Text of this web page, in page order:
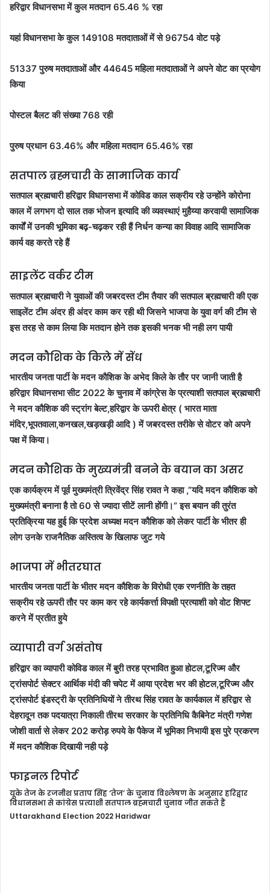
हरिद्वार विधानसभा में कुल मतदान 65.46 % रहा
यहां विधानसभा के कुल 149108 मतदाताओं में से 96754 वोट पड़े
51337 पुरुष मतदाताओं और 44645 महिला मतदाताओं ने अपने वोट का प्रयोग
किया
पोस्टल बैलट की संख्या 768 रही
पुरुष प्रधान 63.46% और महिला मतदान 65.46% रहा
सतपाल ब्रह्मचारी के सामाजिक कार्य
सतपाल ब्रह्मचारी हरिद्वार विधानसभा में कोविड काल सक्रीय रहे उन्होंने कोरोना
काल में लगभग दो साल तक भोजन इत्यादि की व्यवस्थाएं मुहैय्या करवायी सामाजिक
कार्यों में उनकी भूमिका बढ़-चढ़कर रही हैं निर्धन कन्या का विवाह आदि सामाजिक
कार्य वह करते रहे हैं
साइलेंट वर्कर टीम
सतपाल ब्रह्मचारी ने युवाओं की जबरदस्त टीम तैयार की सतपाल ब्रह्मचारी की एक
साइलेंट टीम अंदर ही अंदर काम कर रही थी जिसने भाजपा के युवा वर्ग की टीम से
इस तरह से काम लिया कि मतदान होने तक इसकी भनक भी नही लग पायी
मदन कौशिक के किले में सेंध
भारतीय जनता पार्टी के मदन कौशिक के अभेद किले के तौर पर जानी जाती है
हरिद्वार विधानसभा सीट 2022 के चुनाव में कांग्रेस के प्रत्याशी सतपाल ब्रह्मचारी
ने मदन कौशिक की स्ट्रांग बेल्ट,हरिद्वार के ऊपरी क्षेत्र ( भारत माता
मंदिर,भूपतवाला,कनखल,खड़खड़ी आदि ) में जबरदस्त तरीके से वोटर को अपने
पक्ष में किया।
मदन कौशिक के मुख्यमंत्री बनने के बयान का असर
एक कार्यक्रम में पूर्व मुख्यमंत्री त्रिवेंद्र सिंह रावत ने कहा ,”यदि मदन कौशिक को
मुख्यमंत्री बनाना है तो 60 से ज्यादा सीटें लानी होंगी।” इस बयान की तुरंत
प्रतिक्रिया यह हुई कि प्रदेश अध्यक्ष मदन कौशिक को लेकर पार्टी के भीतर ही
लोग उनके राजनैतिक अस्तित्व के खिलाफ जुट गये
भाजपा में भीतरघात
भारतीय जनता पार्टी के भीतर मदन कौशिक के विरोधी एक रणनीति के तहत
सक्रीय रहे ऊपरी तौर पर काम कर रहे कार्यकर्त्ता विपक्षी प्रत्याशी को वोट शिफ्ट
करने में प्रतीत हुये
व्यापारी वर्ग असंतोष
हरिद्वार का व्यापारी कोविड काल में बुरी तरह प्रभावित हुआ होटल,टूरिज्म और
ट्रांसपोर्ट सेक्टर आर्थिक मंदी की चपेट में आया प्रदेश भर की होटल,टूरिज्म और
ट्रांसपोर्ट इंडस्ट्री के प्रतिनिधियों ने तीरथ सिंह रावत के कार्यकाल में हरिद्वार से
देहरादून तक पदयात्रा निकाली तीरथ सरकार के प्रतिनिधि कैबिनेट मंत्री गणेश
जोशी वार्ता से लेकर 202 करोड़ रुपये के पैकेज में भूमिका निभायी इस पुरे प्रकरण
में मदन कौशिक दिखायी नही पड़े
फाइनल रिपोर्ट
यूके तेज के रजनीश प्रताप सिंह ‘तेज’ के चुनाव विश्लेषण के अनुसार हरिद्वार
विधानसभा से कांग्रेस प्रत्याशी सतपाल ब्रह्मचारी चुनाव जीत सकते हैं
Uttarakhand Election 2022 Haridwar